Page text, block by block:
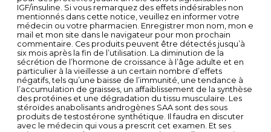
IGF/insuline. Si vous remarquez des effets indésirables non
mentionnés dans cette notice, veuillez en informer votre
médecin ou votre pharmacien. Enregistrer mon nom, mon e
mail et mon site dans le navigateur pour mon prochain
commentaire. Ces produits peuvent être détectés jusqu’à
six mois après la fin de l’utilisation. La diminution de la
sécrétion de l’hormone de croissance à l’âge adulte et en
particulier à la vieillesse a un certain nombre d’effets
négatifs, tels qu’une baisse de l’immunité, une tendance à
l’accumulation de graisses, un affaiblissement de la synthèse
des protéines et une dégradation du tissu musculaire. Les
stéroïdes anabolisants androgènes SAA sont des sous
produits de testostérone synthétique. Il faudra en discuter
avec le médecin qui vous a prescrit cet examen. Et ses